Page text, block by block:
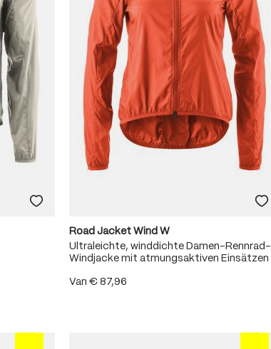
Road Jacket Wind W
Ultraleichte, winddichte Damen-Rennrad-
Windjacke mit atmungsaktiven Einsätzen
Van € 87,96